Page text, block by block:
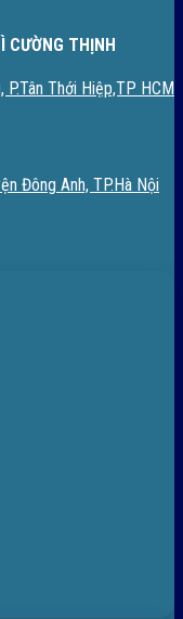
CƯỜNG THỊNH
Thới Hiệp,TP HCM
Đông Anh, TP.Hà Nội